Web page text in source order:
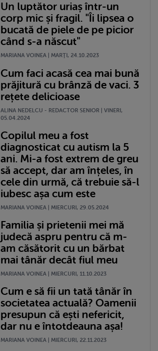
Un luptător uriaș într-un
corp mic și fragil. "Îi lipsea o
bucată de piele de pe picior
când s-a născut"
MARIANA VOINEA | MARŢI, 24.10.2023
Cum faci acasă cea mai bună
prăjitură cu brânză de vaci. 3
rețete delicioase
ALINA NEDELCU - REDACTOR SENIOR | VINERI,
05.04.2024
Copilul meu a fost
diagnosticat cu autism la 5
ani. Mi-a fost extrem de greu
să accept, dar am înțeles, în
cele din urmă, că trebuie să-l
iubesc așa cum este
MARIANA VOINEA | MIERCURI, 29.05.2024
Familia și prietenii mei mă
judecă aspru pentru că m-
am căsătorit cu un bărbat
mai tânăr decât fiul meu
MARIANA VOINEA | MIERCURI, 11.10.2023
Cum e să fii un tată tânăr în
societatea actuală? Oamenii
presupun că ești nefericit,
dar nu e întotdeauna așa!
MARIANA VOINEA | MIERCURI, 22.11.2023